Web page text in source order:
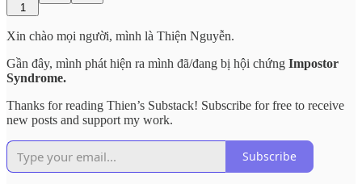
1
Xin chào mọi người, mình là Thiện Nguyễn.
Gần đây, mình phát hiện ra mình đã/đang bị hội chứng Impostor
Syndrome.
Thanks for reading Thien’s Substack! Subscribe for free to receive
new posts and support my work.
Subscribe